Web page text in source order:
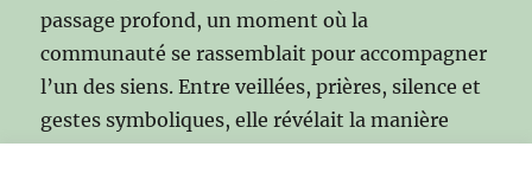
passage profond, un moment où la
communauté se rassemblait pour accompagner
l’un des siens. Entre veillées, prières, silence et
gestes symboliques, elle révélait la manière